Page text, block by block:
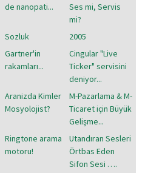
de nanopati...
Ses mi, Servis
mi?
Sozluk
2005
Gartner'in
rakamları...
Cingular "Live
Ticker" servisini
deniyor...
Aranizda Kimler
Mosyolojist?
M-Pazarlama & M-
Ticaret için Büyük
Gelişme...
Ringtone arama
motoru!
Utandıran Sesleri
Örtbas Eden
Sifon Sesi ….